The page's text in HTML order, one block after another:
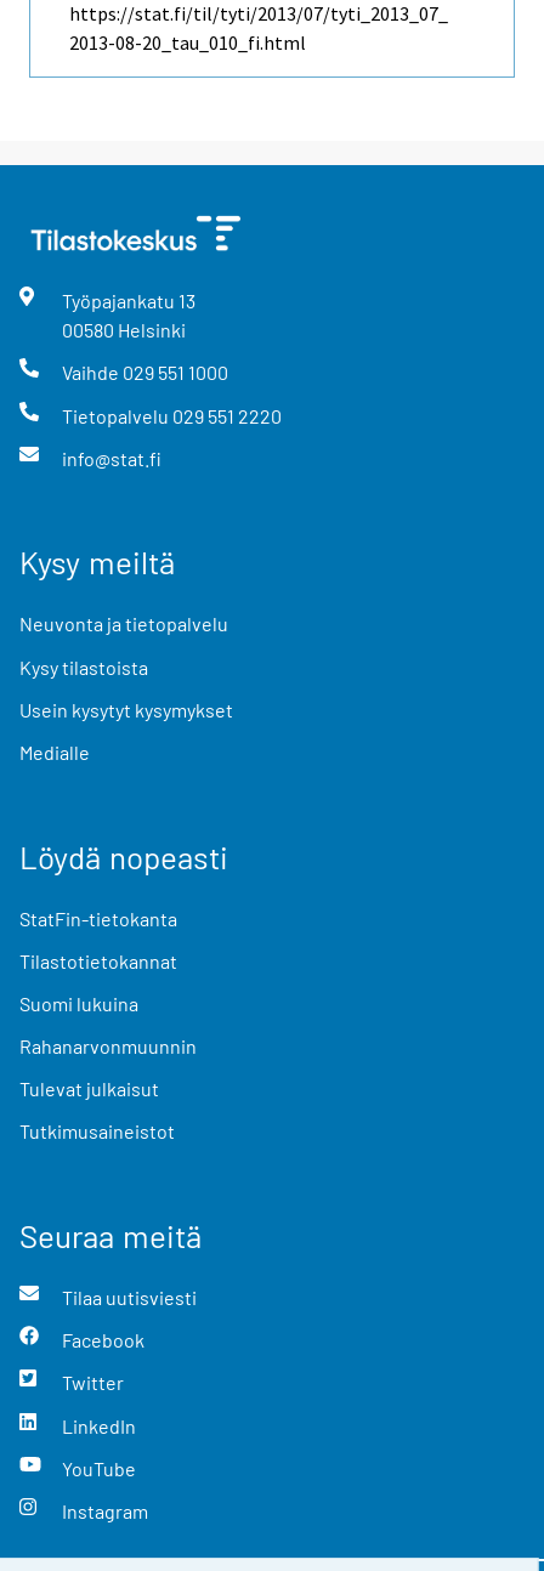
https://stat.fi/til/tyti/2013/07/tyti_2013_07_
2013-08-20_tau_010_fi.html
Työpajankatu 13
00580 Helsinki
Vaihde 029 551 1000
Tietopalvelu 029 551 2220
info@stat.fi
Kysy meiltä
Neuvonta ja tietopalvelu
Kysy tilastoista
Usein kysytyt kysymykset
Medialle
Löydä nopeasti
StatFin-tietokanta
Tilastotietokannat
Suomi lukuina
Rahanarvonmuunnin
Tulevat julkaisut
Tutkimusaineistot
Seuraa meitä
Tilaa uutisviesti
Facebook
Twitter
LinkedIn
YouTube
Instagram